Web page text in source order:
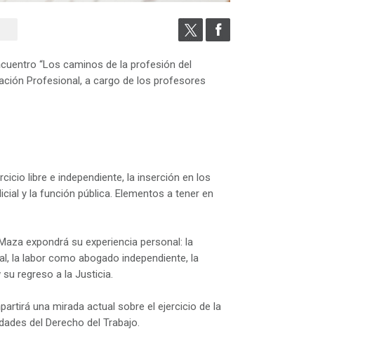
“Los caminos de la profesión del
Profesional, a cargo de los profesores
libre e independiente, la inserción en los
y la función pública. Elementos a tener en
expondrá su experiencia personal: la
la labor como abogado independiente, la
regreso a la Justicia.
una mirada actual sobre el ejercicio de la
del Derecho del Trabajo.